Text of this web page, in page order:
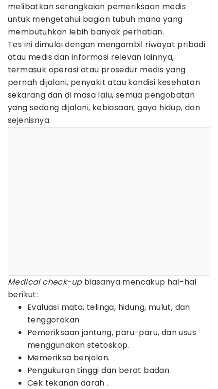
melibatkan serangkaian pemeriksaan medis
untuk mengetahui bagian tubuh mana yang
membutuhkan lebih banyak perhatian.
Tes ini dimulai dengan mengambil riwayat pribadi
atau medis dan informasi relevan lainnya,
termasuk operasi atau prosedur medis yang
pernah dijalani, penyakit atau kondisi kesehatan
sekarang dan di masa lalu, semua pengobatan
yang sedang dijalani, kebiasaan, gaya hidup, dan
sejenisnya.
Medical check-upbiasanya mencakup hal-hal
berikut:
Evaluasi mata, telinga, hidung, mulut, dan
tenggorokan.
Pemeriksaan jantung, paru-paru, dan usus
menggunakan stetoskop.
Memeriksa benjolan.
Pengukuran tinggi dan berat badan.
Cek tekanan darah .